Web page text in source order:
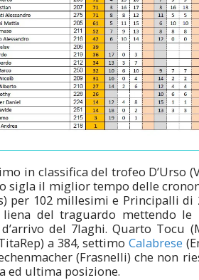
in classifica del trofeo D’Urso
sigla il miglior tempo delle
per 102 millesimi e Principalli
liena del traguardo mettendo
del 7laghi. Quarto Tocu
a 384, settimoCalabrese
(Frasnelli) che non
ed ultima posizione.